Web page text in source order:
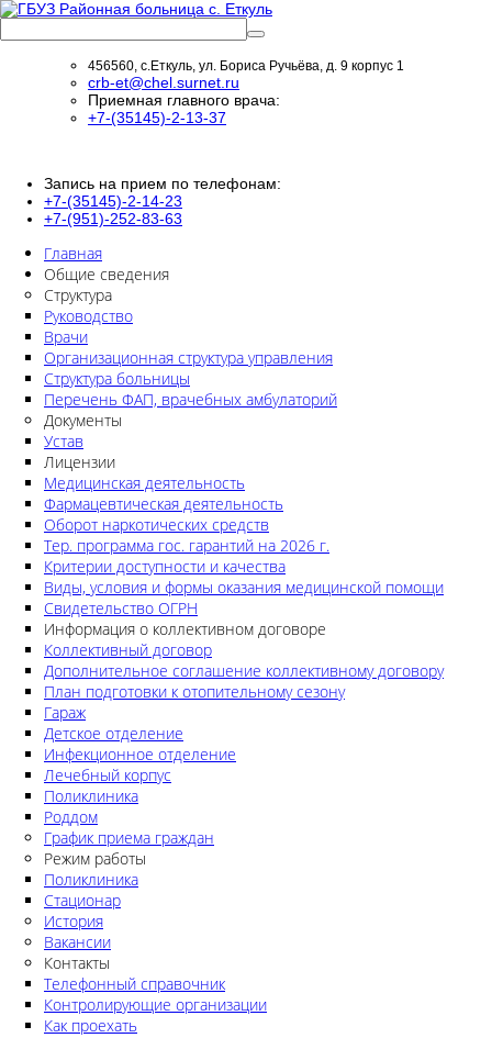
456560, с.Еткуль, ул. Бориса Ручьёва, д. 9 корпус 1
crb-et@chel.surnet.ru
Приемная главного врача:
+7-(35145)-2-13-37
Запись на прием по телефонам:
+7-(35145)-2-14-23
+7-(951)-252-83-63
Главная
Общие сведения
Структура
Руководство
Врачи
Организационная структура управления
Структура больницы
Перечень ФАП, врачебных амбулаторий
Документы
Устав
Лицензии
Медицинская деятельность
Фармацевтическая деятельность
Оборот наркотических средств
Тер. программа гос. гарантий на 2026 г.
Критерии доступности и качества
Виды, условия и формы оказания медицинской помощи
Свидетельство ОГРН
Информация о коллективном договоре
Коллективный договор
Дополнительное соглашение коллективному договору
План подготовки к отопительному сезону
Гараж
Детское отделение
Инфекционное отделение
Лечебный корпус
Поликлиника
Роддом
График приема граждан
Режим работы
Поликлиника
Стационар
История
Вакансии
Контакты
Телефонный справочник
Контролирующие организации
Как проехать